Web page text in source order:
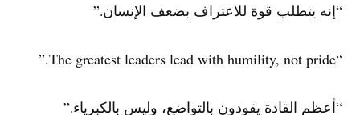
“إنه يتطلب قوة للاعتراف بضعف الإنسان.”
“The greatest leaders lead with humility, not pride.”
“أعظم القادة يقودون بالتواضع، وليس بالكبرياء.”